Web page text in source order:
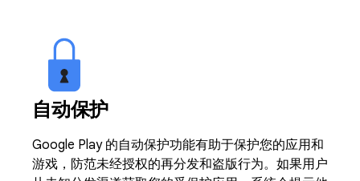
自动保护
Google Play 的自动保护功能有助于保护您的应用和
游戏，防范未经授权的再分发和盗版行为。如果用户